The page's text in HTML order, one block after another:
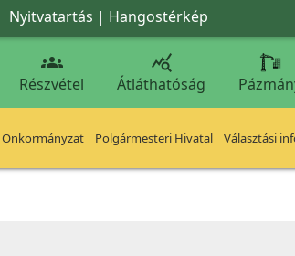
Nyitvatartás | Hangostérkép

Részvétel

Átláthatóság
Önkormányzat Polgármesteri Hivatal Választási